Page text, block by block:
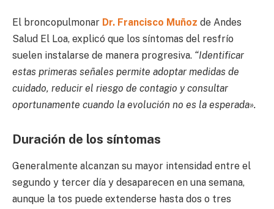
El broncopulmonar Dr. Francisco Muñoz de Andes
Salud El Loa, explicó que los síntomas del resfrío
suelen instalarse de manera progresiva. “Identificar
estas primeras señales permite adoptar medidas de
cuidado, reducir el riesgo de contagio y consultar
oportunamente cuando la evolución no es la esperada».
Duración de los síntomas
Generalmente alcanzan su mayor intensidad entre el
segundo y tercer día y desaparecen en una semana,
aunque la tos puede extenderse hasta dos o tres